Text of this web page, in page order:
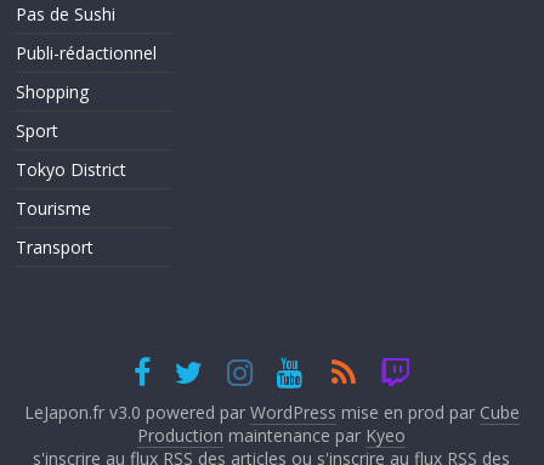
Pas de Sushi
Publi-rédactionnel
Shopping
Sport
Tokyo District
Tourisme
Transport
LeJapon.fr v3.0 powered par WordPress mise en prod par Cube
Production maintenance par Kyeo
s'inscrire au flux RSS des articles ou s'inscrire au flux RSS des